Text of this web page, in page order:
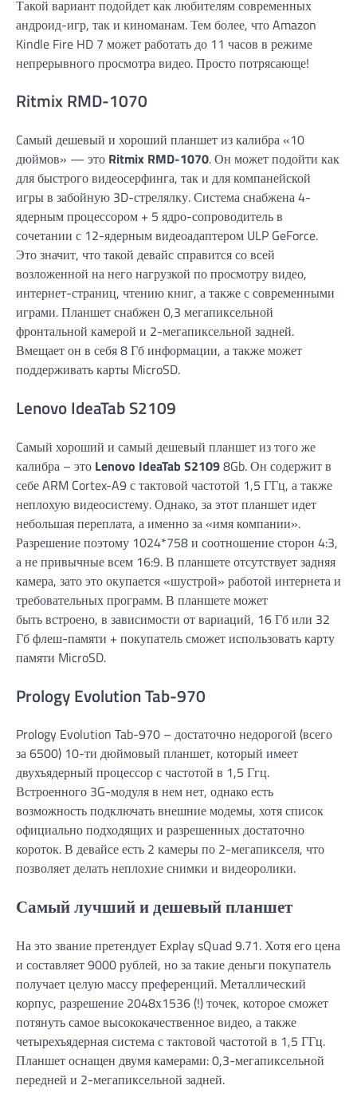
Такой вариант подойдет как любителям современных
андроид-игр, так и киноманам. Тем более, что Amazon
Kindle Fire HD 7 может работать до 11 часов в режиме
непрерывного просмотра видео. Просто потрясающе!
Ritmix RMD-1070
Cамый дешевый и хороший планшет из калибра «10
дюймов» — это Ritmix RMD-1070. Он может подойти как
для быстрого видеосерфинга, так и для компанейской
игры в забойную 3D-стрелялку. Система снабжена 4-
ядерным процессором + 5 ядро-сопроводитель в
сочетании с 12-ядерным видеоадаптером ULP GeForce.
Это значит, что такой девайс справится со всей
возложенной на него нагрузкой по просмотру видео,
интернет-страниц, чтению книг, а также с современными
играми. Планшет снабжен 0,3 мегапиксельной
фронтальной камерой и 2-мегапиксельной задней.
Вмещает он в себя 8 Гб информации, а также может
поддерживать карты MicroSD.
Lenovo IdeaTab S2109
Cамый хороший и самый дешевый планшет из того же
калибра – это Lenovo IdeaTab S21098Gb. Он содержит в
себе ARM Cortex-A9 с тактовой частотой 1,5 ГГц, а также
неплохую видеосистему. Однако, за этот планшет идет
небольшая переплата, а именно за «имя компании».
Разрешение поэтому 1024*758 и соотношение сторон 4:3,
а не привычные всем 16:9. В планшете отсутствует задняя
камера, зато это окупается «шустрой» работой интернета и
требовательных программ. В планшете может
быть встроено, в зависимости от вариаций, 16 Гб или 32
Гб флеш-памяти + покупатель сможет использовать карту
памяти MicroSD.
Prology Evolution Tab-970
Prology Evolution Tab-970 – достаточно недорогой (всего
за 6500) 10-ти дюймовый планшет, который имеет
двухъядерный процессор с частотой в 1,5 Ггц.
Встроенного 3G-модуля в нем нет, однако есть
возможность подключать внешние модемы, хотя список
официально подходящих и разрешенных достаточно
короток. В девайсе есть 2 камеры по 2-мегапикселя, что
позволяет делать неплохие снимки и видеоролики.
Самый лучший и дешевый планшет
На это звание претендует Explay sQuad 9.71. Хотя его цена
и составляет 9000 рублей, но за такие деньги покупатель
получает целую массу преференций. Металлический
корпус, разрешение 2048х1536 (!) точек, которое сможет
потянуть самое высококачественное видео, а также
четырехъядерная система с тактовой частотой в 1,5 ГГц.
Планшет оснащен двумя камерами: 0,3-мегапиксельной
передней и 2-мегапиксельной задней.